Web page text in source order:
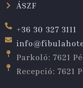
ÁSZF
+36 30 327 3111
Parkoló: 7621
Recepció: 7621